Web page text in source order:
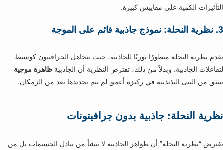
التأثيرات الكمية على مقاييس كبيرة.
3. نظرية النحلة: نموذج جاذبية قائم على الموجة
تقدم نظرية النحلة منظورًا ثوريًا للجاذبية، حيث تتجاهل الجرافيتون كوسيط
لتفاعلات الجاذبية. وبدلاً من ذلك، تفترض النظرية أن الجاذبية ظاهرة موجية
تنبثق من البنى التذبذبية في ركيزة أعمق لم يتم تحديدها بعد من الزمكان.
نظرية النحلة: جاذبية بدون جرافيتونات
تفترض “نظرية النحلة” أن ظواهر الجاذبية لا تنشأ من تبادل الجسيمات بل من